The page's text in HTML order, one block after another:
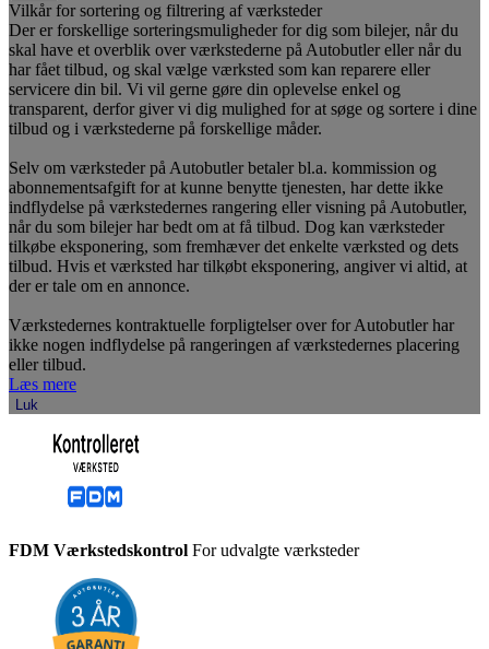
Vilkår for sortering og filtrering af værksteder
Der er forskellige sorteringsmuligheder for dig som bilejer, når du
skal have et overblik over værkstederne på Autobutler eller når du
har fået tilbud, og skal vælge værksted som kan reparere eller
servicere din bil. Vi vil gerne gøre din oplevelse enkel og
transparent, derfor giver vi dig mulighed for at søge og sortere i dine
tilbud og i værkstederne på forskellige måder.
Selv om værksteder på Autobutler betaler bl.a. kommission og
abonnementsafgift for at kunne benytte tjenesten, har dette ikke
indflydelse på værkstedernes rangering eller visning på Autobutler,
når du som bilejer har bedt om at få tilbud. Dog kan værksteder
tilkøbe eksponering, som fremhæver det enkelte værksted og dets
tilbud. Hvis et værksted har tilkøbt eksponering, angiver vi altid, at
der er tale om en annonce.
Værkstedernes kontraktuelle forpligtelser over for Autobutler har
ikke nogen indflydelse på rangeringen af værkstedernes placering
eller tilbud.
Læs mere
Luk
FDM Værkstedskontrol For udvalgte værksteder